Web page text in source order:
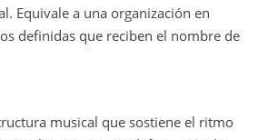
Equivale a una organización en
definidas que reciben el nombre de
musical que sostiene el ritmo